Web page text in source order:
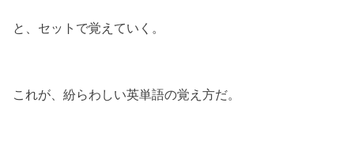
と、セットで覚えていく。
これが、紛らわしい英単語の覚え方だ。